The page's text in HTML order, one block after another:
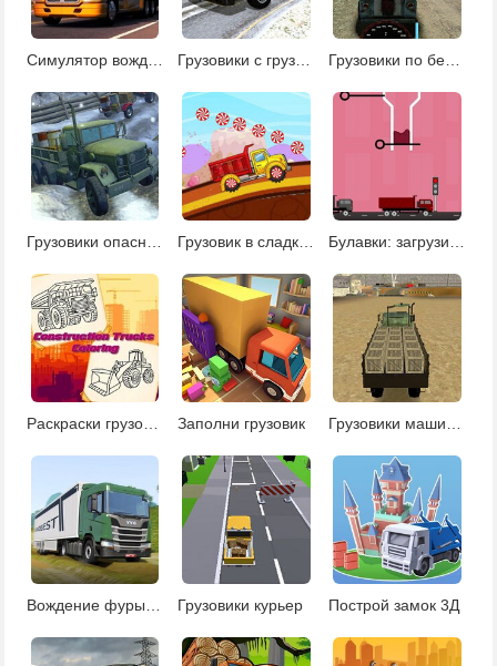
Грузовики с грузом Грузовики по бездорожью
Грузовик в сладком королевстве
Раскраски грузовики Заполни грузовик
Грузовики курьер Построй замок 3Д